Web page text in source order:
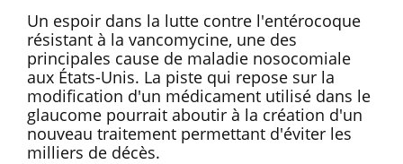
Un espoir dans la lutte contre l'entérocoque
résistant à la vancomycine, une des
principales cause de maladie nosocomiale
aux États-Unis. La piste qui repose sur la
modification d'un médicament utilisé dans le
glaucome pourrait aboutir à la création d'un
nouveau traitement permettant d'éviter les
milliers de décès.